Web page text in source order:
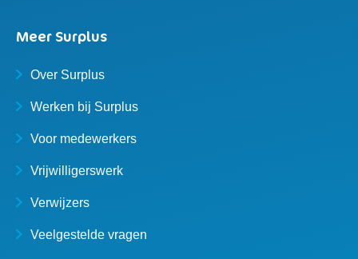
Meer Surplus
Over Surplus
Werken bij Surplus
Voor medewerkers
Vrijwilligerswerk
Verwijzers
Veelgestelde vragen